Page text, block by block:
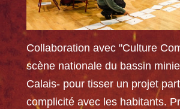
Collaboration avec "Culture
scène nationale du bassin
Calais- pour tisser un projet
complicité avec les habitants.